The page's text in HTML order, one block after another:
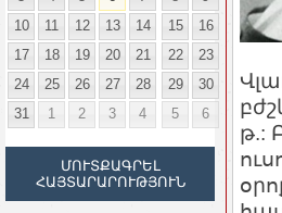
10
11 12 13 14 15
16
17
18 19 20 21 22
23
24
25 26 27 28 29
30
31
1 2 3 4 5 6
ՄՈՒՏՔԱԳՐԵԼ
ՀԱՅՏԱՐԱՐՈՒԹՅՈՒՆ
թ.: